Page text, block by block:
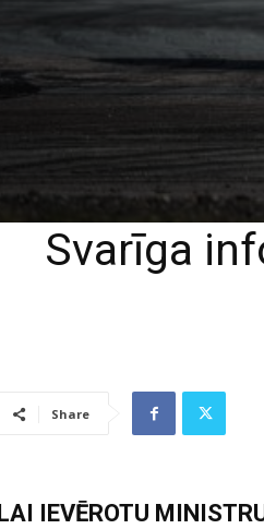
Svarīga
Share
LAI IEVĒROTU